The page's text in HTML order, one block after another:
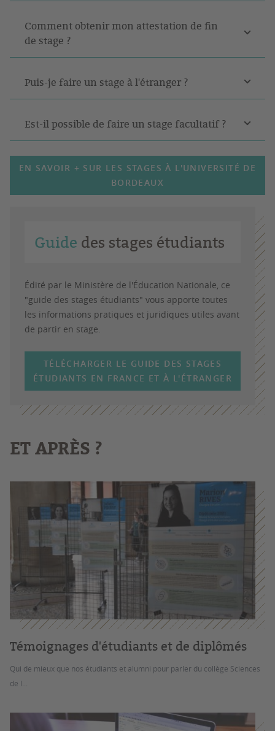
Comment obtenir mon attestation de fin
de stage ?
Puis-je faire un stage à l'étranger ?
Est-il possible de faire un stage facultatif ?
EN SAVOIR + SUR LES STAGES À L'UNIVERSITÉ DE
BORDEAUX
Guide des stages étudiants
Édité par le Ministère de l'Éducation Nationale, ce
"guide des stages étudiants" vous apporte toutes
les informations pratiques et juridiques utiles avant
de partir en stage.
TÉLÉCHARGER LE GUIDE DES STAGES
ÉTUDIANTS EN FRANCE ET À L'ÉTRANGER
ET APRÈS ?
Témoignages d'étudiants et de diplômés
Qui de mieux que nos étudiants et alumni pour parler du collège Sciences
de l...